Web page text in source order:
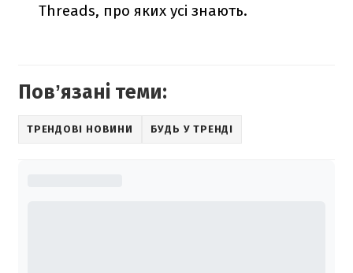
Threads, про яких усі знають.
Повʼязані теми:
ТРЕНДОВІ НОВИНИ БУДЬ У ТРЕНДІ